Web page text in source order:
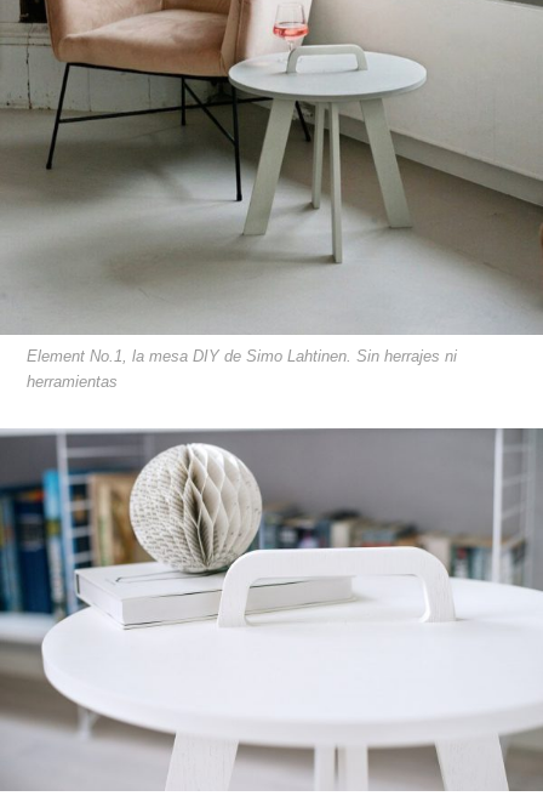
Element No.1, la mesa DIY de Simo Lahtinen. Sin herrajes ni
herramientas